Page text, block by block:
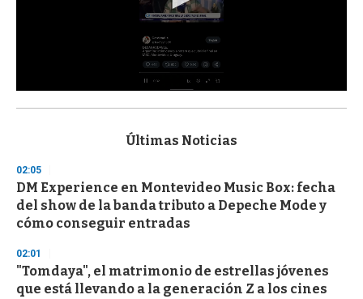
s
d
s
o
f
3
s
e
o
Últimas Noticias
02:05
DM Experience en Montevideo Music Box: fecha
del show de la banda tributo a Depeche Mode y
cómo conseguir entradas
02:01
"Tomdaya", el matrimonio de estrellas jóvenes
que está llevando a la generación Z a los cines